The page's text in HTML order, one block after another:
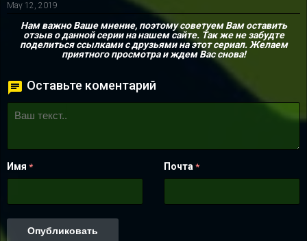
May 12, 2019
Нам важно Ваше мнение, поэтому советуем Вам оставить
отзыв о данной серии на нашем сайте. Так же не забудте
поделиться ссылками с друзьями на этот сериал. Желаем
приятного просмотра и ждем Вас снова!
Оставьте коментарий
Имя * Почта *